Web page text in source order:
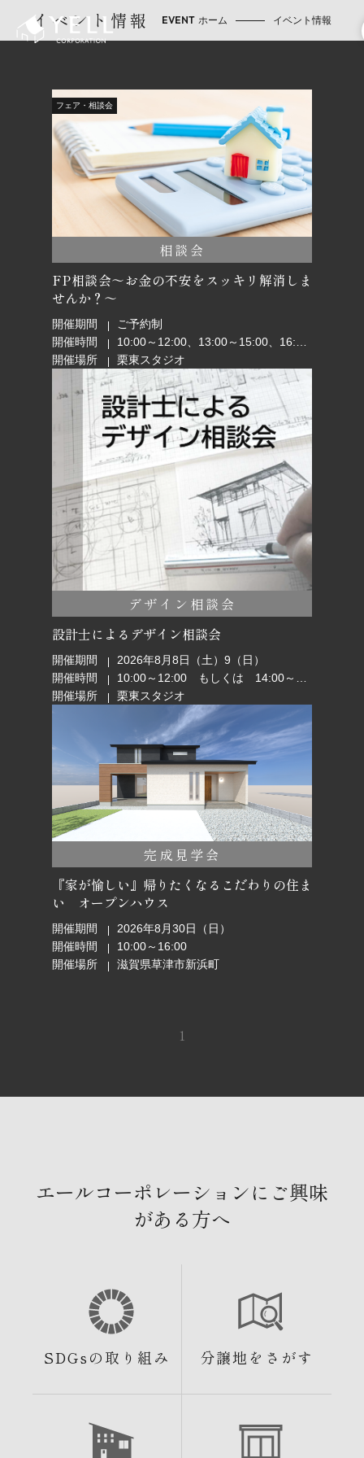
イベント情報 ホーム イベント情報
フェア・相談会
相談会
FP相談会～お金の不安をスッキリ解消しま
せんか？～
開催期間
ご予約制
開催時間
10:00～12:00、13:00～15:00、16:00～18:00
開催場所
栗東スタジオ
デザイン相談会
設計士によるデザイン相談会
開催期間
2026年8月8日（土）9（日）
開催時間
10:00～12:00 もしくは 14:00～16:00
開催場所
栗東スタジオ
完成見学会
『家が愉しい』帰りたくなるこだわりの住ま
い オープンハウス
開催期間
2026年8月30日（日）
開催時間
10:00～16:00
開催場所
滋賀県草津市新浜町
1
エールコーポレーションにご興味
がある方へ
SDGsの取り組み 分譲地をさがす